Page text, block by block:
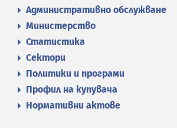
Административно обслужване
Министерство
Статистика
Сектори
Политики и програми
Профил на купувача
Нормативни актове